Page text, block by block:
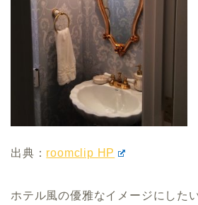
出典： roomclip HP
ホテル風の優雅なイメージにした